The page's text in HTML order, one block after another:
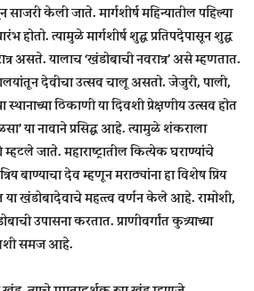
साजरी केली जाते. मार्गशीर्ष महिन्यातील पहिल्या
होतो. त्यामुळे मार्गशीर्ष शुद्ध प्रतिपदेपासून शुद्ध
असते. यालाच ‘खंडोबाची नवरात्र’ असे म्हणतात.
देवीचा उत्सव चालू असतो. जेजुरी, पाली,
ठिकाणी या दिवशी प्रेक्षणीय उत्सव होत
या नावाने प्रसिद्ध आहे. त्यामुळे शंकराला
म्हटले जाते. महाराष्ट्रातील कित्येक घराण्यांचे
बाण्याचा देव म्हणून मराठ्यांना हा विशेष प्रिय
या खंडोबादेवाचे महत्त्व वर्णन केले आहे. रामोशी,
उपासना करतात. प्राणीवर्गांत कुत्र्याच्या
समज आहे.